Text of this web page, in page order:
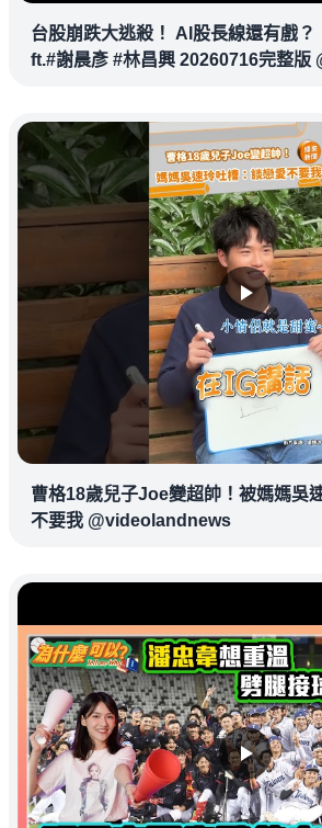
台股崩跌大逃殺！ AI股長線還有戲
ft.#謝晨彥 #林昌興 20260716完整版
曹格18歲兒子Joe變超帥！被媽媽吳
不要我 @videolandnews